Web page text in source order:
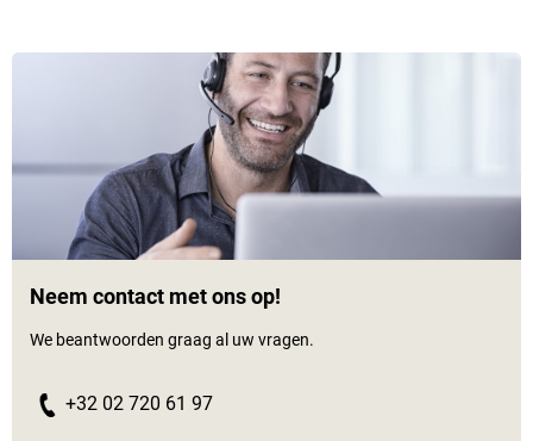
Neem contact met ons op!
We beantwoorden graag al uw vragen.
+32 02 720 61 97